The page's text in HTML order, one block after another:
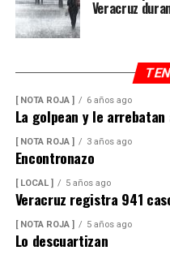
Veracruz
[ NOTA ROJA ] 6 años ago
La golpean y le arrebatan
[ NOTA ROJA ] 3 años ago
Encontronazo
[ LOCAL ] 5 años ago
Veracruz registra 941
[ NOTA ROJA ] 5 años ago
Lo descuartizan